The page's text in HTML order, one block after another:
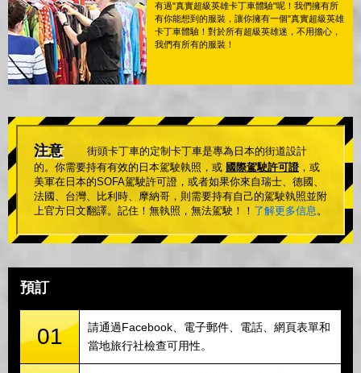
有過"真實超級英雄卡丁車體驗"呢！我們擁有所
有你能想到的服裝，讓你擁有一個"真實超級英雄
卡丁車體驗！對於所有超級英雄迷，不用擔心，
我們有所有的服裝！
注意
街頭卡丁車的定制卡丁車是專為日本的街道設計
的。你需要持有有效的日本駕駛執照，或 國際駕駛許可證，或
美軍在日本的SOFA駕駛許可證，或者如果你來自瑞士、德國、
法國、台灣、比利時、摩納哥，則需要持有自己的駕駛執照並附
上官方日文翻譯。記住！無執照，無法駕駛！！ 了解更多信息。
預訂
01
請通過Facebook、電子郵件、電話、網頁表單和
當地旅行社檢查可用性。